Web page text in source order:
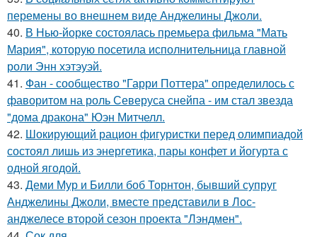
перемены во внешнем виде Анджелины Джоли.
40. В Нью-йорке состоялась премьера фильма "Мать
Мария", которую посетила исполнительница главной
роли Энн хэтэуэй.
41. Фан - сообщество "Гарри Поттера" определилось с
фаворитом на роль Северуса снейпа - им стал звезда
"дома дракона" Юэн Митчелл.
42. Шокирующий рацион фигуристки перед олимпиадой
состоял лишь из энергетика, пары конфет и йогурта с
одной ягодой.
43. Деми Мур и Билли боб Торнтон, бывший супруг
Анджелины Джоли, вместе представили в Лос-
анджелесе второй сезон проекта "Лэндмен".